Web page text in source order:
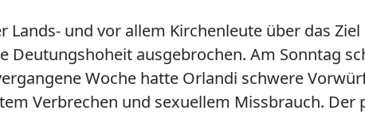
Lands- und vor allem Kirchenleute über das
Deutungshoheit ausgebrochen. Am Sonntag
Woche hatte Orlandi schwere
Verbrechen und sexuellem Missbrauch. Der